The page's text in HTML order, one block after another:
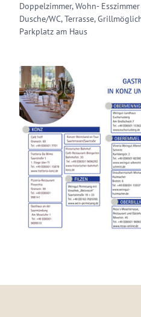
Doppelzimmer, Wohn-
Dusche/WC, Terrasse,
Parkplatz am Haus